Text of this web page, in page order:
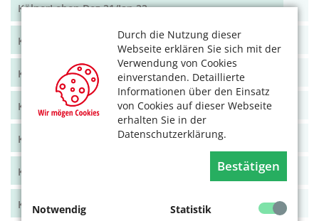
Durch die Nutzung dieser
Webseite erklären Sie sich mit der
Verwendung von Cookies
einverstanden. Detaillierte
Informationen über den Einsatz
von Cookies auf dieser Webseite
erhalten Sie in der
Datenschutzerklärung.
Bestätigen
Notwendig
Statistik
KölnerLeben Dez 21/Jan 22
KölnerLeben Okt/Nov 2021
KölnerLeben Aug/Sept 2021
KölnerLeben Juni/Juli 2021
KölnerLeben April/Mai 2021
KölnerLeben Feb/März 2021
KölnerLeben Dez 20/Jan 21